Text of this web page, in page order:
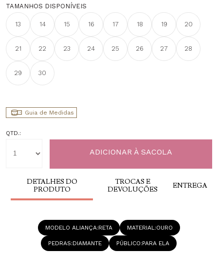
TAMANHOS DISPONÍVEIS
13 14 15 16 17 18 19 20
21 22 23 24 25 26 27 28
29 30
Guia de Medidas
QTD.:
DETALHES DO
PRODUTO
TROCAS E
DEVOLUÇÕES
ENTREGA
MODELO ALIANÇA RETA MATERIAL OURO
PEDRAS DIAMANTE PÚBLICO PARA ELA